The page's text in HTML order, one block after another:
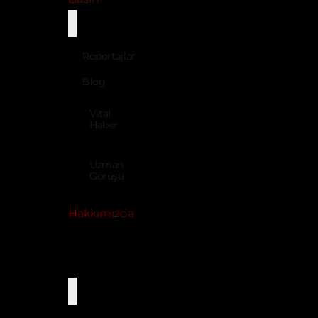
Röportajlar
Blog
Vital
Haber
Uzman
Görüşü
Hakkımızda
• Yüksek sıcaklığa dayanıklı çift camlı
• Kolay temizlenebilir açılır iç cam
• Emniyet termostatlı
Ürün Talep Formu